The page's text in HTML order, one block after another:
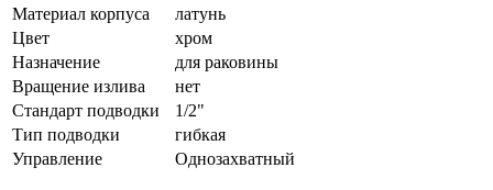
Материал корпуса
латунь
Цвет
хром
Назначение
для раковины
Вращение излива
нет
Стандарт подводки
1/2"
Тип подводки
гибкая
Управление
Однозахватный